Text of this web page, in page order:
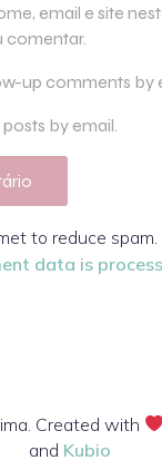
email e site
comentar.
up comments by
by email.
to reduce spam.
data is
Created with
and Kubio